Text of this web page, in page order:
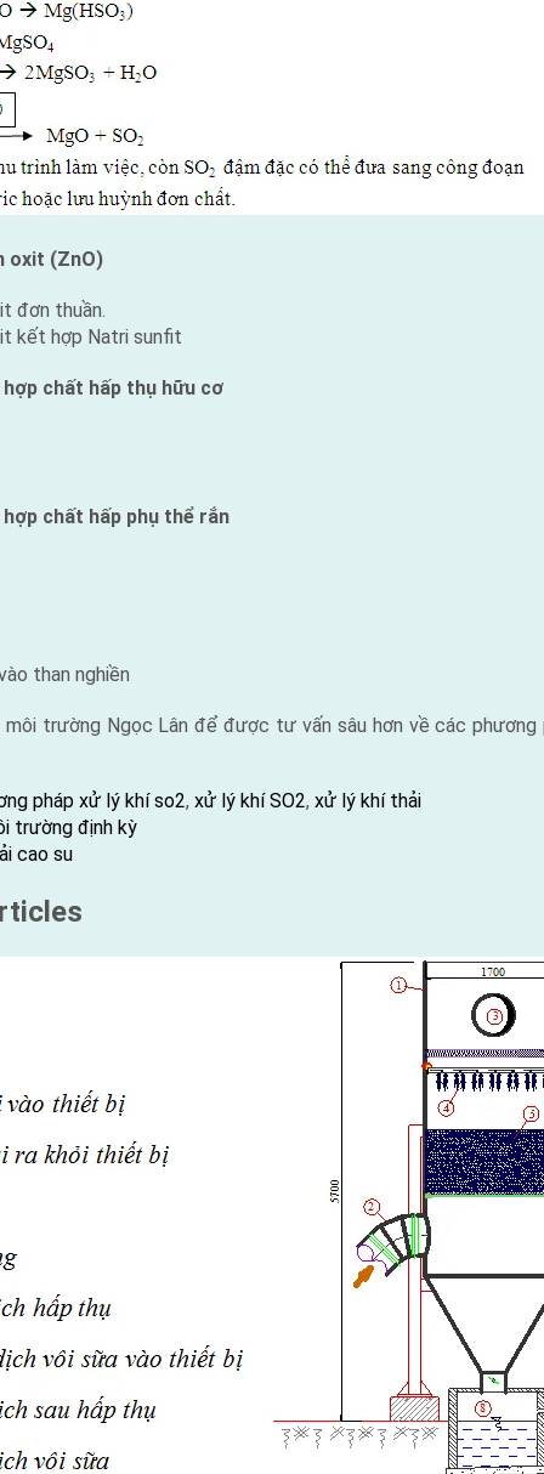
oxit (ZnO)
đơn thuần.
kết hợp Natri sunfit
chất hấp thụ hữu cơ
chất hấp phụ thể rắn
than nghiền
trường Ngọc Lân để được tư vấn sâu hơn về các phương
pháp xử lý khí so2, xử lý khí SO2, xử lý khí thải
trường định kỳ
cao su